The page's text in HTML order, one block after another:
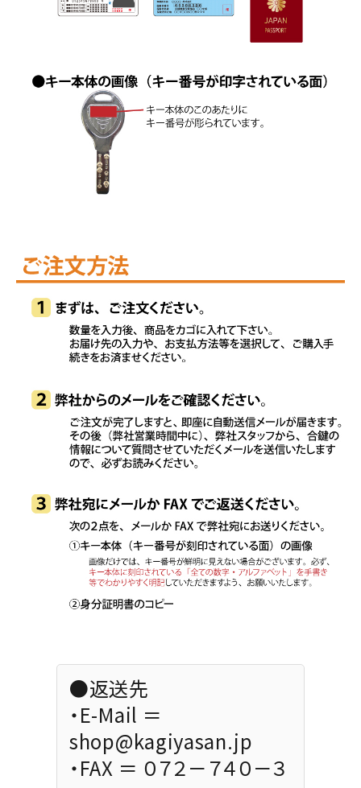
●返送先
・E-Mail ＝
shop@kagiyasan.jp
・FAX ＝ ０７２－７４０－３